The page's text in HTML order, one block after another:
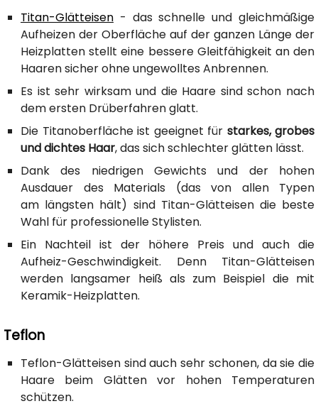
Titan-Glätteisen - das schnelle und gleichmäßige
Aufheizen der Oberfläche auf der ganzen Länge der
Heizplatten stellt eine bessere Gleitfähigkeit an den
Haaren sicher ohne ungewolltes Anbrennen.
Es ist sehr wirksam und die Haare sind schon nach
dem ersten Drüberfahren glatt.
Die Titanoberfläche ist geeignet für starkes, grobes
und dichtes Haar, das sich schlechter glätten lässt.
Dank des niedrigen Gewichts und der hohen
Ausdauer des Materials (das von allen Typen
am längsten hält) sind Titan-Glätteisen die beste
Wahl für professionelle Stylisten.
Ein Nachteil ist der höhere Preis und auch die
Aufheiz-Geschwindigkeit. Denn Titan-Glätteisen
werden langsamer heiß als zum Beispiel die mit
Keramik-Heizplatten.
Teflon
Teflon-Glätteisen sind auch sehr schonen, da sie die
Haare beim Glätten vor hohen Temperaturen
schützen.